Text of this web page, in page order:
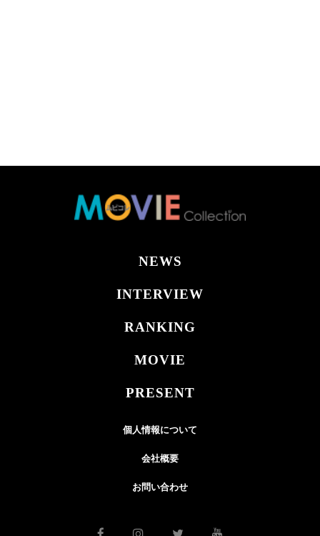
NEWS
INTERVIEW
RANKING
MOVIE
PRESENT
個人情報について
会社概要
お問い合わせ